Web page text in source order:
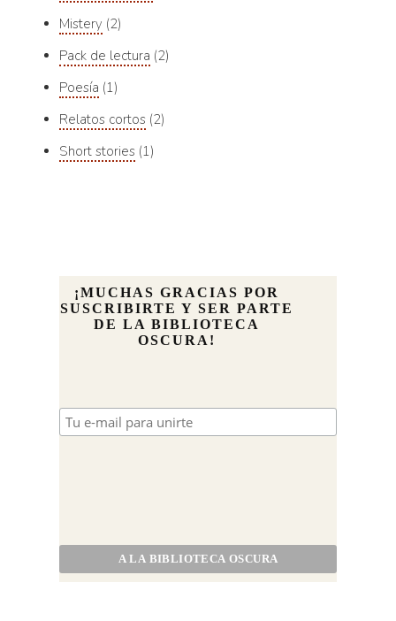
Mistery 2
Pack de lectura 2
Poesía 1
Relatos cortos 2
Short stories 1
¡MUCHAS GRACIAS POR
SUSCRIBIRTE Y SER PARTE
DE LA BIBLIOTECA
OSCURA!